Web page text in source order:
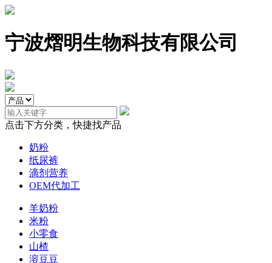
宁波熠明生物科技有限公司
点击下方分类，快捷找产品
奶粉
纸尿裤
滴剂营养
OEM代加工
羊奶粉
米粉
小零食
山楂
溶豆豆